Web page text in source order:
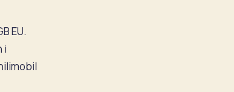
EU.
i